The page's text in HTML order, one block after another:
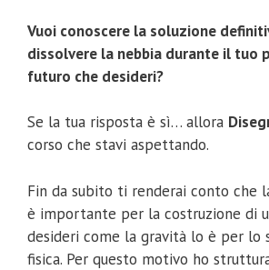
Vuoi conoscere la soluzione
dissolvere la nebbia durante il tuo
futuro che desideri?
Se la tua risposta è sì… allora
corso che stavi aspettando.
Fin da subito ti renderai conto che
è importante per la costruzione di
desideri come la gravità lo è per lo
fisica. Per questo motivo ho